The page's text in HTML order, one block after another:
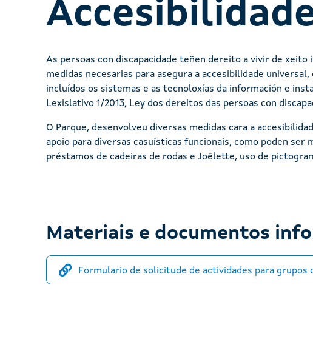
As persoas con discapacidade teñen dereito a vivir de
medidas necesarias para asegura a accesibilidade
incluídos os sistemas e as tecnoloxías da información e
Lexislativo 1/2013, Ley dos dereitos das persoas con
O Parque, desenvolveu diversas medidas cara a
apoio para diversas casuísticas funcionais, como poden
préstamos de cadeiras de rodas e Joëlette, uso de
Materiais e documentos
Formulario de solicitude de actividades para grupos